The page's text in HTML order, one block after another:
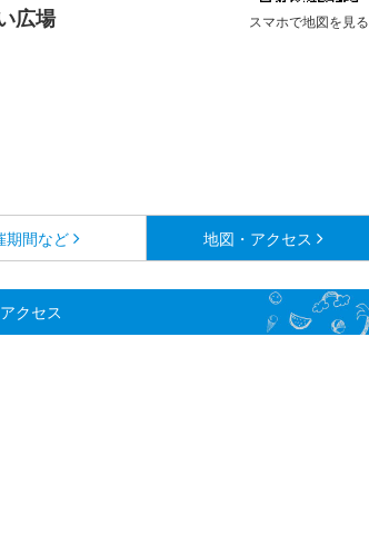
広場 スマホで地図を見る
期間など 地図・アクセス
クセス